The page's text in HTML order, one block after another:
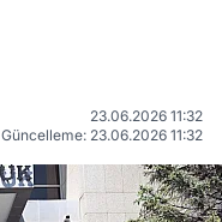
23.06.2026 11:32
Güncelleme: 23.06.2026 11:32